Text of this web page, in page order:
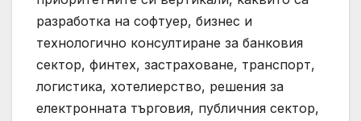
разработка на софтуер, бизнес и
технологично консултиране за банковия
сектор, финтех, застраховане, транспорт,
логистика, хотелиерство, решения за
електронната търговия, публичния сектор,